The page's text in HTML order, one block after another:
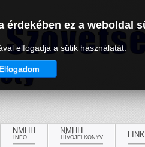
NMHH
INFO
NMHH
HÍVÓJELKÖNYV
ez a weboldal
elfogadja a sütik használatát.
Elfogadom